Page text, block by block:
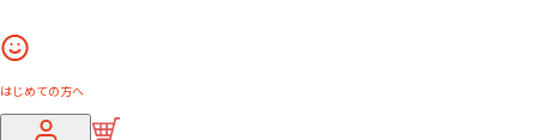
はじめての方へ